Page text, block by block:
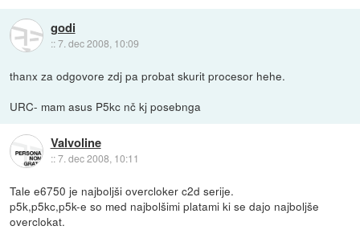
godi
::7. dec 2008, 10:09
thanx za odgovore zdj pa probat skurit procesor hehe.
URC- mam asus P5kc nč kj posebnga
Valvoline
::7. dec 2008, 10:11
Tale e6750 je najboljši overcloker c2d serije.
p5k,p5kc,p5k-e so med najbolšimi platami ki se dajo najboljše
overclokat.